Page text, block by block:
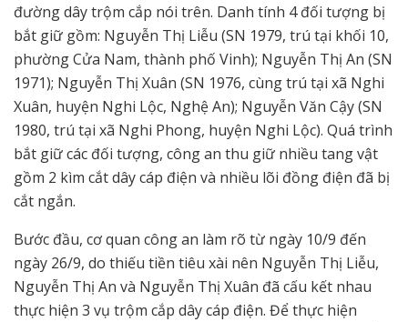
đường dây trộm cắp nói trên. Danh tính 4 đối tượng bị
bắt giữ gồm: Nguyễn Thị Liễu (SN 1979, trú tại khối 10,
phường Cửa Nam, thành phố Vinh); Nguyễn Thị An (SN
1971); Nguyễn Thị Xuân (SN 1976, cùng trú tại xã Nghi
Xuân, huyện Nghi Lộc, Nghệ An); Nguyễn Văn Cậy (SN
1980, trú tại xã Nghi Phong, huyện Nghi Lộc). Quá trình
bắt giữ các đối tượng, công an thu giữ nhiều tang vật
gồm 2 kìm cắt dây cáp điện và nhiều lõi đồng điện đã bị
cắt ngắn.
Bước đầu, cơ quan công an làm rõ từ ngày 10/9 đến
ngày 26/9, do thiếu tiền tiêu xài nên Nguyễn Thị Liễu,
Nguyễn Thị An và Nguyễn Thị Xuân đã cấu kết nhau
thực hiện 3 vụ trộm cắp dây cáp điện. Để thực hiện